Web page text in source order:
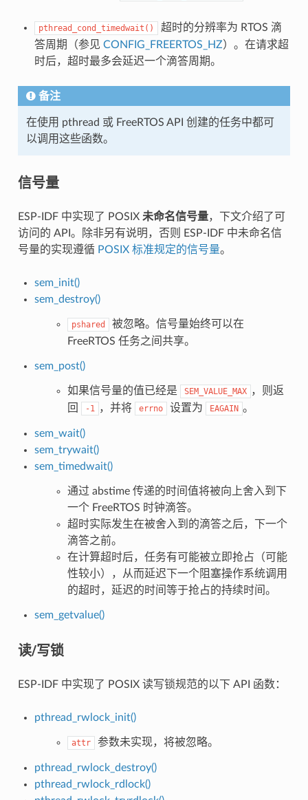
pthread_cond_timedwait()
超时的分辨率为 RTOS 滴
答周期（参见 CONFIG_FREERTOS_HZ）。在请求超
时后，超时最多会延迟一个滴答周期。
备注
在使用 pthread 或 FreeRTOS API 创建的任务中都可
以调用这些函数。
信号量
ESP-IDF 中实现了 POSIX 未命名信号量，下文介绍了可
访问的 API。除非另有说明，否则 ESP-IDF 中未命名信
号量的实现遵循 POSIX 标准规定的信号量。
sem_init()
sem_destroy()
pshared
被忽略。信号量始终可以在
FreeRTOS 任务之间共享。
sem_post()
如果信号量的值已经是 SEM_VALUE_MAX ，则返
回
-1 ，并将 errno 设置为 EAGAIN 。
sem_wait()
sem_trywait()
sem_timedwait()
通过 abstime 传递的时间值将被向上舍入到下
一个 FreeRTOS 时钟滴答。
超时实际发生在被舍入到的滴答之后，下一个
滴答之前。
在计算超时后，任务有可能被立即抢占（可能
性较小），从而延迟下一个阻塞操作系统调用
的超时，延迟的时间等于抢占的持续时间。
sem_getvalue()
读/写锁
ESP-IDF 中实现了 POSIX 读写锁规范的以下 API 函数：
pthread_rwlock_init()
attr 参数未实现，将被忽略。
pthread_rwlock_destroy()
pthread_rwlock_rdlock()